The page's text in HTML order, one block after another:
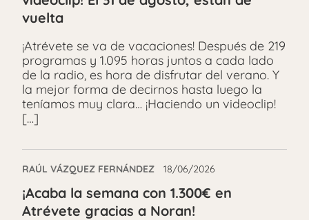
vuelta
¡Atrévete se va de vacaciones! Después de 219
programas y 1.095 horas juntos a cada lado
de la radio, es hora de disfrutar del verano. Y
la mejor forma de decirnos hasta luego la
teníamos muy clara… ¡Haciendo un videoclip!
[…]
RAÚL VÁZQUEZ FERNÁNDEZ 18/06/2026
¡Acaba la semana con 1.300€ en
Atrévete gracias a Noran!